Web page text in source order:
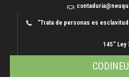
“Trata de personas es
145” Ley
CODINEU